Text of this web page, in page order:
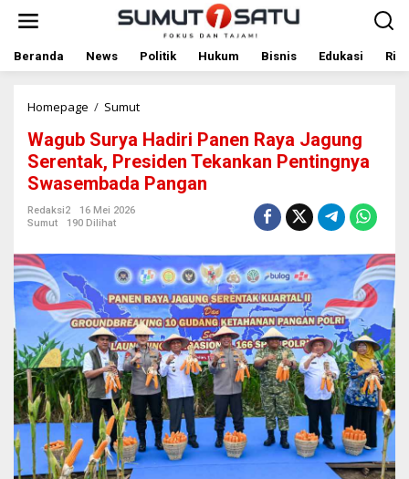
t
Beranda News Politik Hukum Bisnis Edukasi
Homepage / Sumut
g
u
b
S
a
H
a
d
i
r
i
P
a
e
n
R
a
Wagub Surya Hadiri Panen Raya Jagung
Serentak, Presiden Tekankan Pentingnya
Swasembada Pangan
Redaksi2
16 Mei 2026
Sumut
190 Dilihat